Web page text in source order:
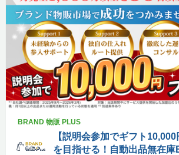
BRAND 物販 PLUS
【説明会参加でギフト
を目指せる！自動出品無在庫